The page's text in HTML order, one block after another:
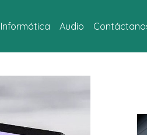
Informática Audio